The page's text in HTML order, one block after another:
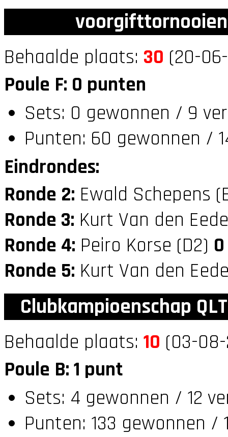
Behaalde plaats: 30 (20-
Poule F: 0 punten
Sets: 0 gewonnen / 9
Punten: 60 gewonnen /
Eindrondes:
Ronde 2: Ewald Schepens
Ronde 3: Kurt Van den
Ronde 4: Peiro Korse (D2) 0
Ronde 5: Kurt Van den
Clubkampioenschap
Behaalde plaats: 10 (03-
Poule B: 1 punt
Sets: 4 gewonnen / 12
Punten: 133 gewonnen /